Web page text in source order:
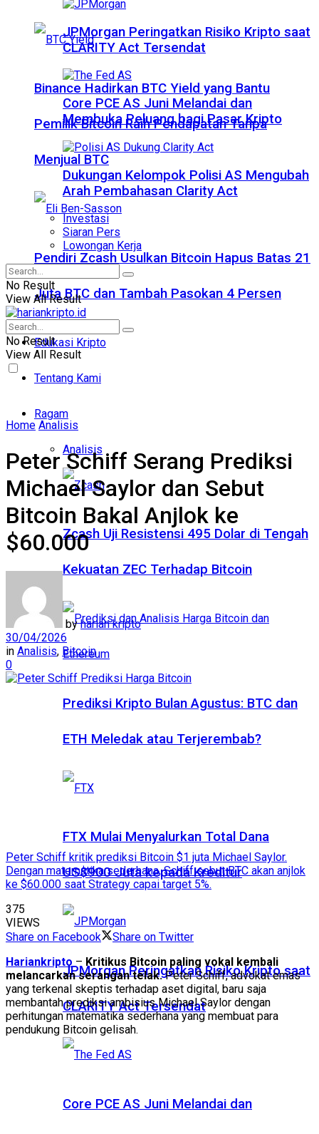
Binance Hadirkan BTC Yield yang Bantu
Pemilik Bitcoin Raih Pendapatan Tanpa
Menjual BTC
Pendiri Zcash Usulkan Bitcoin Hapus Batas 21
Juta BTC dan Tambah Pasokan 4 Persen
Edukasi Kripto
Tentang Kami
Ragam
Analisis
Zcash Uji Resistensi 495 Dolar di Tengah
Kekuatan ZEC Terhadap Bitcoin
Prediksi Kripto Bulan Agustus: BTC dan
ETH Meledak atau Terjerembab?
FTX Mulai Menyalurkan Total Dana
US$900 Juta kepada Kreditur
JPMorgan Peringatkan Risiko Kripto saat
CLARITY Act Tersendat
Core PCE AS Juni Melandai dan
JPMorgan Peringatkan Risiko Kripto saat
CLARITY Act Tersendat
Core PCE AS Juni Melandai dan
Membuka Peluang bagi Pasar Kripto
Dukungan Kelompok Polisi AS Mengubah
Arah Pembahasan Clarity Act
Investasi
Siaran Pers
Lowongan Kerja
No Result
View All Result
No Result
View All Result
Home Analisis
Peter Schiff Serang Prediksi
Michael Saylor dan Sebut
Bitcoin Bakal Anjlok ke
$60.000
by harian kripto
30/04/2026
in Analisis, Bitcoin
0
Peter Schiff kritik prediksi Bitcoin $1 juta Michael Saylor.
Dengan matematika sederhana, Schiff sebut BTC akan anjlok
ke $60.000 saat Strategy capai target 5%.
375
VIEWS
Share on Facebook
Share on Twitter
Hariankripto – Kritikus Bitcoin paling vokal kembali
melancarkan serangan telak.Peter Schiff, advokat emas
yang terkenal skeptis terhadap aset digital, baru saja
membantah prediksi ambisius Michael Saylor dengan
perhitungan matematika sederhana yang membuat para
pendukung Bitcoin gelisah.